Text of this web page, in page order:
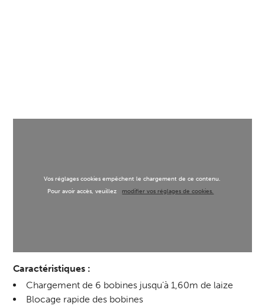
Vos réglages cookies empêchent le chargement de ce contenu.
Pour avoir accès, veuillez
modifier vos réglages de cookies.
Caractéristiques :
Chargement de 6 bobines jusqu’à 1,60m de laize
Blocage rapide des bobines